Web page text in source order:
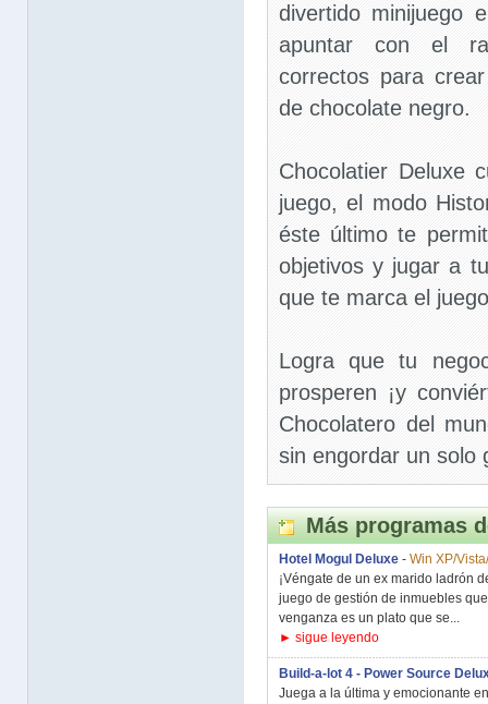
divertido minijuego
apuntar con el
correctos para
de chocolate negro.
Chocolatier Deluxe
juego, el modo
éste último te
objetivos y jugar a
que te marca el
Logra que tu
prosperen ¡y
Chocolatero del
sin engordar un solo
Más programas
Hotel Mogul Deluxe - Win XP/
¡Véngate de un ex marido ladrón
juego de gestión de inmuebles
venganza es un plato que se...
► sigue leyendo
Build-a-lot 4 - Power Source
Juega a la última y emocionante